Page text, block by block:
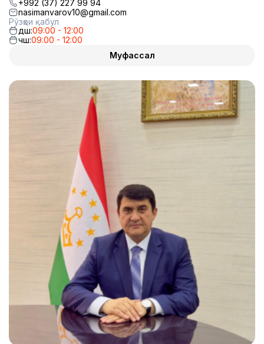
+992 (37) 227 99 94
nasimanvarov10@gmail.com
Рӯзҳои қабул
дш:09:00 - 12:00
чш:09:00 - 12:00
Муфассал